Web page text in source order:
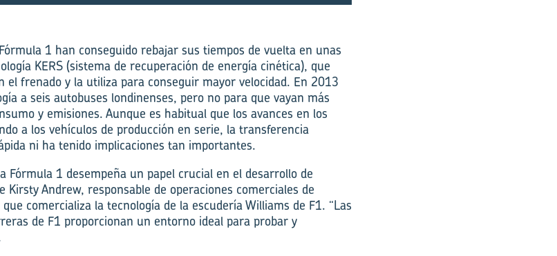
1 han conseguido rebajar sus tiempos de vuelta en unas
KERS (sistema de recuperación de energía cinética), que
el frenado y la utiliza para conseguir mayor velocidad. En 2013
a seis autobuses londinenses, pero no para que vayan más
y emisiones. Aunque es habitual que los avances en los
a los vehículos de producción en serie, la transferencia
ni ha tenido implicaciones tan importantes.
Fórmula 1 desempeña un papel crucial en el desarrollo de
Kirsty Andrew, responsable de operaciones comerciales de
comercializa la tecnología de la escudería Williams de F1. “Las
de F1 proporcionan un entorno ideal para probar y